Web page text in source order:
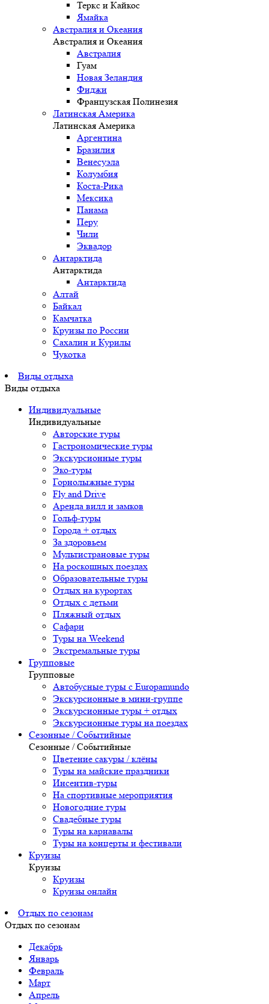
Теркс и Кайкос
Ямайка
Австралия и Океания
Австралия и Океания
Австралия
Гуам
Новая Зеландия
Фиджи
Французская Полинезия
Латинская Америка
Латинская Америка
Аргентина
Бразилия
Венесуэла
Колумбия
Коста-Рика
Мексика
Панама
Перу
Чили
Эквадор
Антарктида
Антарктида
Антарктида
Алтай
Байкал
Камчатка
Круизы по России
Сахалин и Курилы
Чукотка
Виды отдыха
Виды отдыха
Индивидуальные
Индивидуальные
Авторские туры
Гастрономические туры
Экскурсионные туры
Эко-туры
Горнолыжные туры
Fly and Drive
Аренда вилл и замков
Гольф-туры
Города + отдых
За здоровьем
Мультистрановые туры
На роскошных поездах
Образовательные туры
Отдых на курортах
Отдых с детьми
Пляжный отдых
Сафари
Туры на Weekend
Экстремальные туры
Групповые
Групповые
Автобусные туры с Europamundo
Экскурсионные в мини-группе
Экскурсионные туры + отдых
Экскурсионные туры на поездах
Сезонные / Событийные
Сезонные / Событийные
Цветение сакуры / клёны
Туры на майские праздники
Инсентив-туры
На спортивные мероприятия
Новогодние туры
Свадебные туры
Туры на карнавалы
Туры на концерты и фестивали
Круизы
Круизы
Круизы
Круизы онлайн
Отдых по сезонам
Отдых по сезонам
Декабрь
Январь
Февраль
Март
Апрель